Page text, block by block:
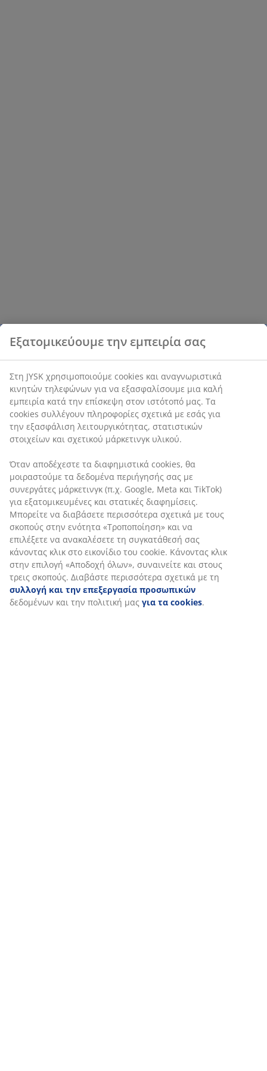
Εξατομικεύουμε την εμπειρία σας
Στη JYSK χρησιμοποιούμε cookies και αναγνωριστικά
κινητών τηλεφώνων για να εξασφαλίσουμε μια καλή
εμπειρία κατά την επίσκεψη στον ιστότοπό μας. Τα
cookies συλλέγουν πληροφορίες σχετικά με εσάς για
την εξασφάλιση λειτουργικότητας, στατιστικών
στοιχείων και σχετικού μάρκετινγκ υλικού.
Όταν αποδέχεστε τα διαφημιστικά cookies, θα
μοιραστούμε τα δεδομένα περιήγησής σας με
συνεργάτες μάρκετινγκ (π.χ. Google, Meta και TikTok)
για εξατομικευμένες και στατικές διαφημίσεις.
Μπορείτε να διαβάσετε περισσότερα σχετικά με τους
σκοπούς στην ενότητα «Τροποποίηση» και να
επιλέξετε να ανακαλέσετε τη συγκατάθεσή σας
κάνοντας κλικ στο εικονίδιο του cookie. Κάνοντας κλικ
στην επιλογή «Αποδοχή όλων», συναινείτε και στους
τρεις σκοπούς. Διαβάστε περισσότερα σχετικά με τη
συλλογή και την επεξεργασία προσωπικών
δεδομένων και την πολιτική μας για τα cookies.